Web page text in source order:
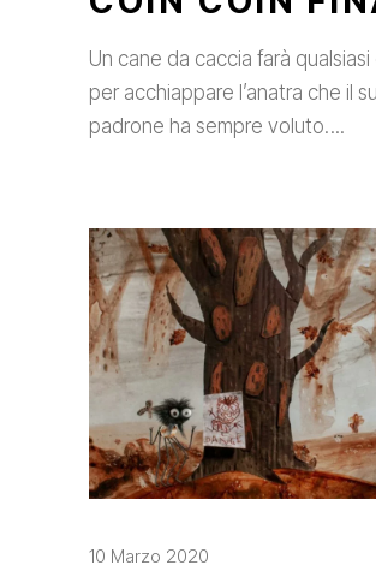
Un cane da caccia farà qualsiasi
per acchiappare l’anatra che il
padrone ha sempre voluto.
10 Marzo 2020